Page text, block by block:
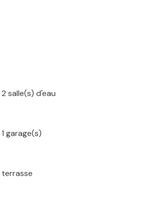
2 salle(s) d'eau
1 garage(s)
terrasse